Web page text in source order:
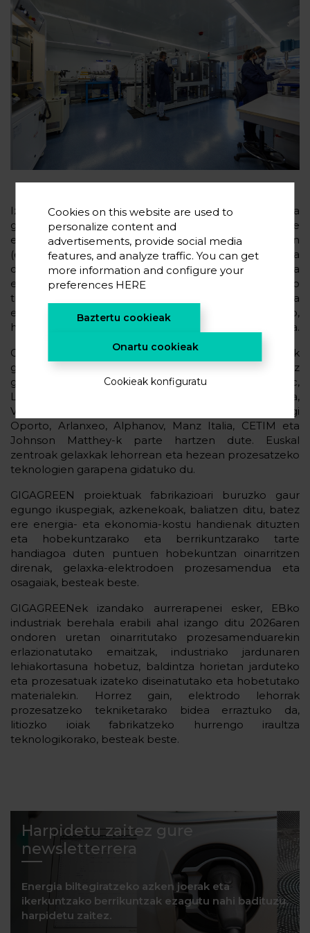
Izan ere, GIGAGREEN inflexio-puntua izango da
gelaxkak fabrikatzeko EBko industriarentzat, bere
emaitzek egungo prozesamendu-metodoen
(eskuzkoak, isolatuak, proba- eta errore-ikuspegia
dutenak, malguak eta eskalagarriak ez direnak) eta
etorkizuneko litio-ioien gelaxken fabrikazioaren arteko
trantsizio arina ekarriko baitute, teknologia
ekologikoago, garbiago, merkeago, seguruago,
hobeago, digitalizatuago eta malguagoetan oinarrituta.
GIGAGREEN Torinoko Unibertsitate Politeknikoak
gidatutako proiektua da. Bertan, CIC energiGUNEz
gain, Sustainable Innovations, ABEE, Solvionic,
Leclanche, Nanomakers, Parmako Unibertsitatea,
Valentziako Unibertsitate Politeknikoa, Sintef, Inegi
Oporto, Arlanxeo, Alphanov, Manz Italia, CETIM eta
Johnson Matthey-k parte hartzen dute. Euskal
zentroak gelaxkak lehorrean eta hezean prozesatzeko
teknologien garapena gidatuko du.
GIGAGREEN proiektuak fabrikazioari buruzko gaur
egungo ikuspegiak, azkenekoak, baliatzen ditu, batez
ere energia- eta ekonomia-kostu handienak dituzten
eta hobekuntzarako eta berrikuntzarako tarte
handiagoa duten puntuen hobekuntzan oinarritzen
direnak, gelaxka-elektrodoen prozesamendua eta
osagaiak, besteak beste.
GIGAGREENek izandako aurrerapenei esker, EBko
industriak berehala erabili ahal izango ditu 2026aren
ondoren uretan oinarritutako prozesamenduarekin
erlazionatutako emaitzak, industriako jardunaren
lehiakortasuna hobetuz, baldintza horietan jarduteko
eta prozesatuak izateko diseinatutako eta hobetutako
materialekin. Horrez gain, elektrodo lehorrak
prozesatzeko tekniketarako bidea erraztuko da,
litiozko ioiak fabrikatzeko hurrengo iraultza
teknologikorako, besteak beste.
Harpidetu zaitez gure
newsletterrera
Energia biltegiratzeko azken joerak eta
ikerkuntzako berrikuntzak ezagutu nahi badituzu,
harpidetu zaitez.
Cookies on this website are used to
personalize content and
advertisements, provide social media
features, and analyze traffic. You can get
more information and configure your
preferences HERE
Baztertu cookieak
Onartu cookieak
Cookieak konfiguratu